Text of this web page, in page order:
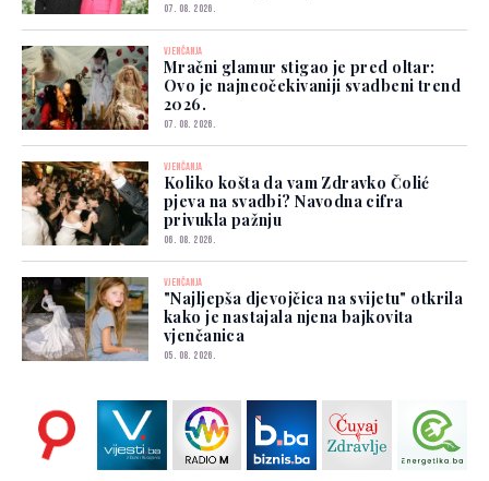
07. 08. 2026.
VJENČANJA
Mračni glamur stigao je pred oltar:
Ovo je najneočekivaniji svadbeni trend
2026.
07. 08. 2026.
VJENČANJA
Koliko košta da vam Zdravko Čolić
pjeva na svadbi? Navodna cifra
privukla pažnju
06. 08. 2026.
VJENČANJA
"Najljepša djevojčica na svijetu" otkrila
kako je nastajala njena bajkovita
vjenčanica
05. 08. 2026.